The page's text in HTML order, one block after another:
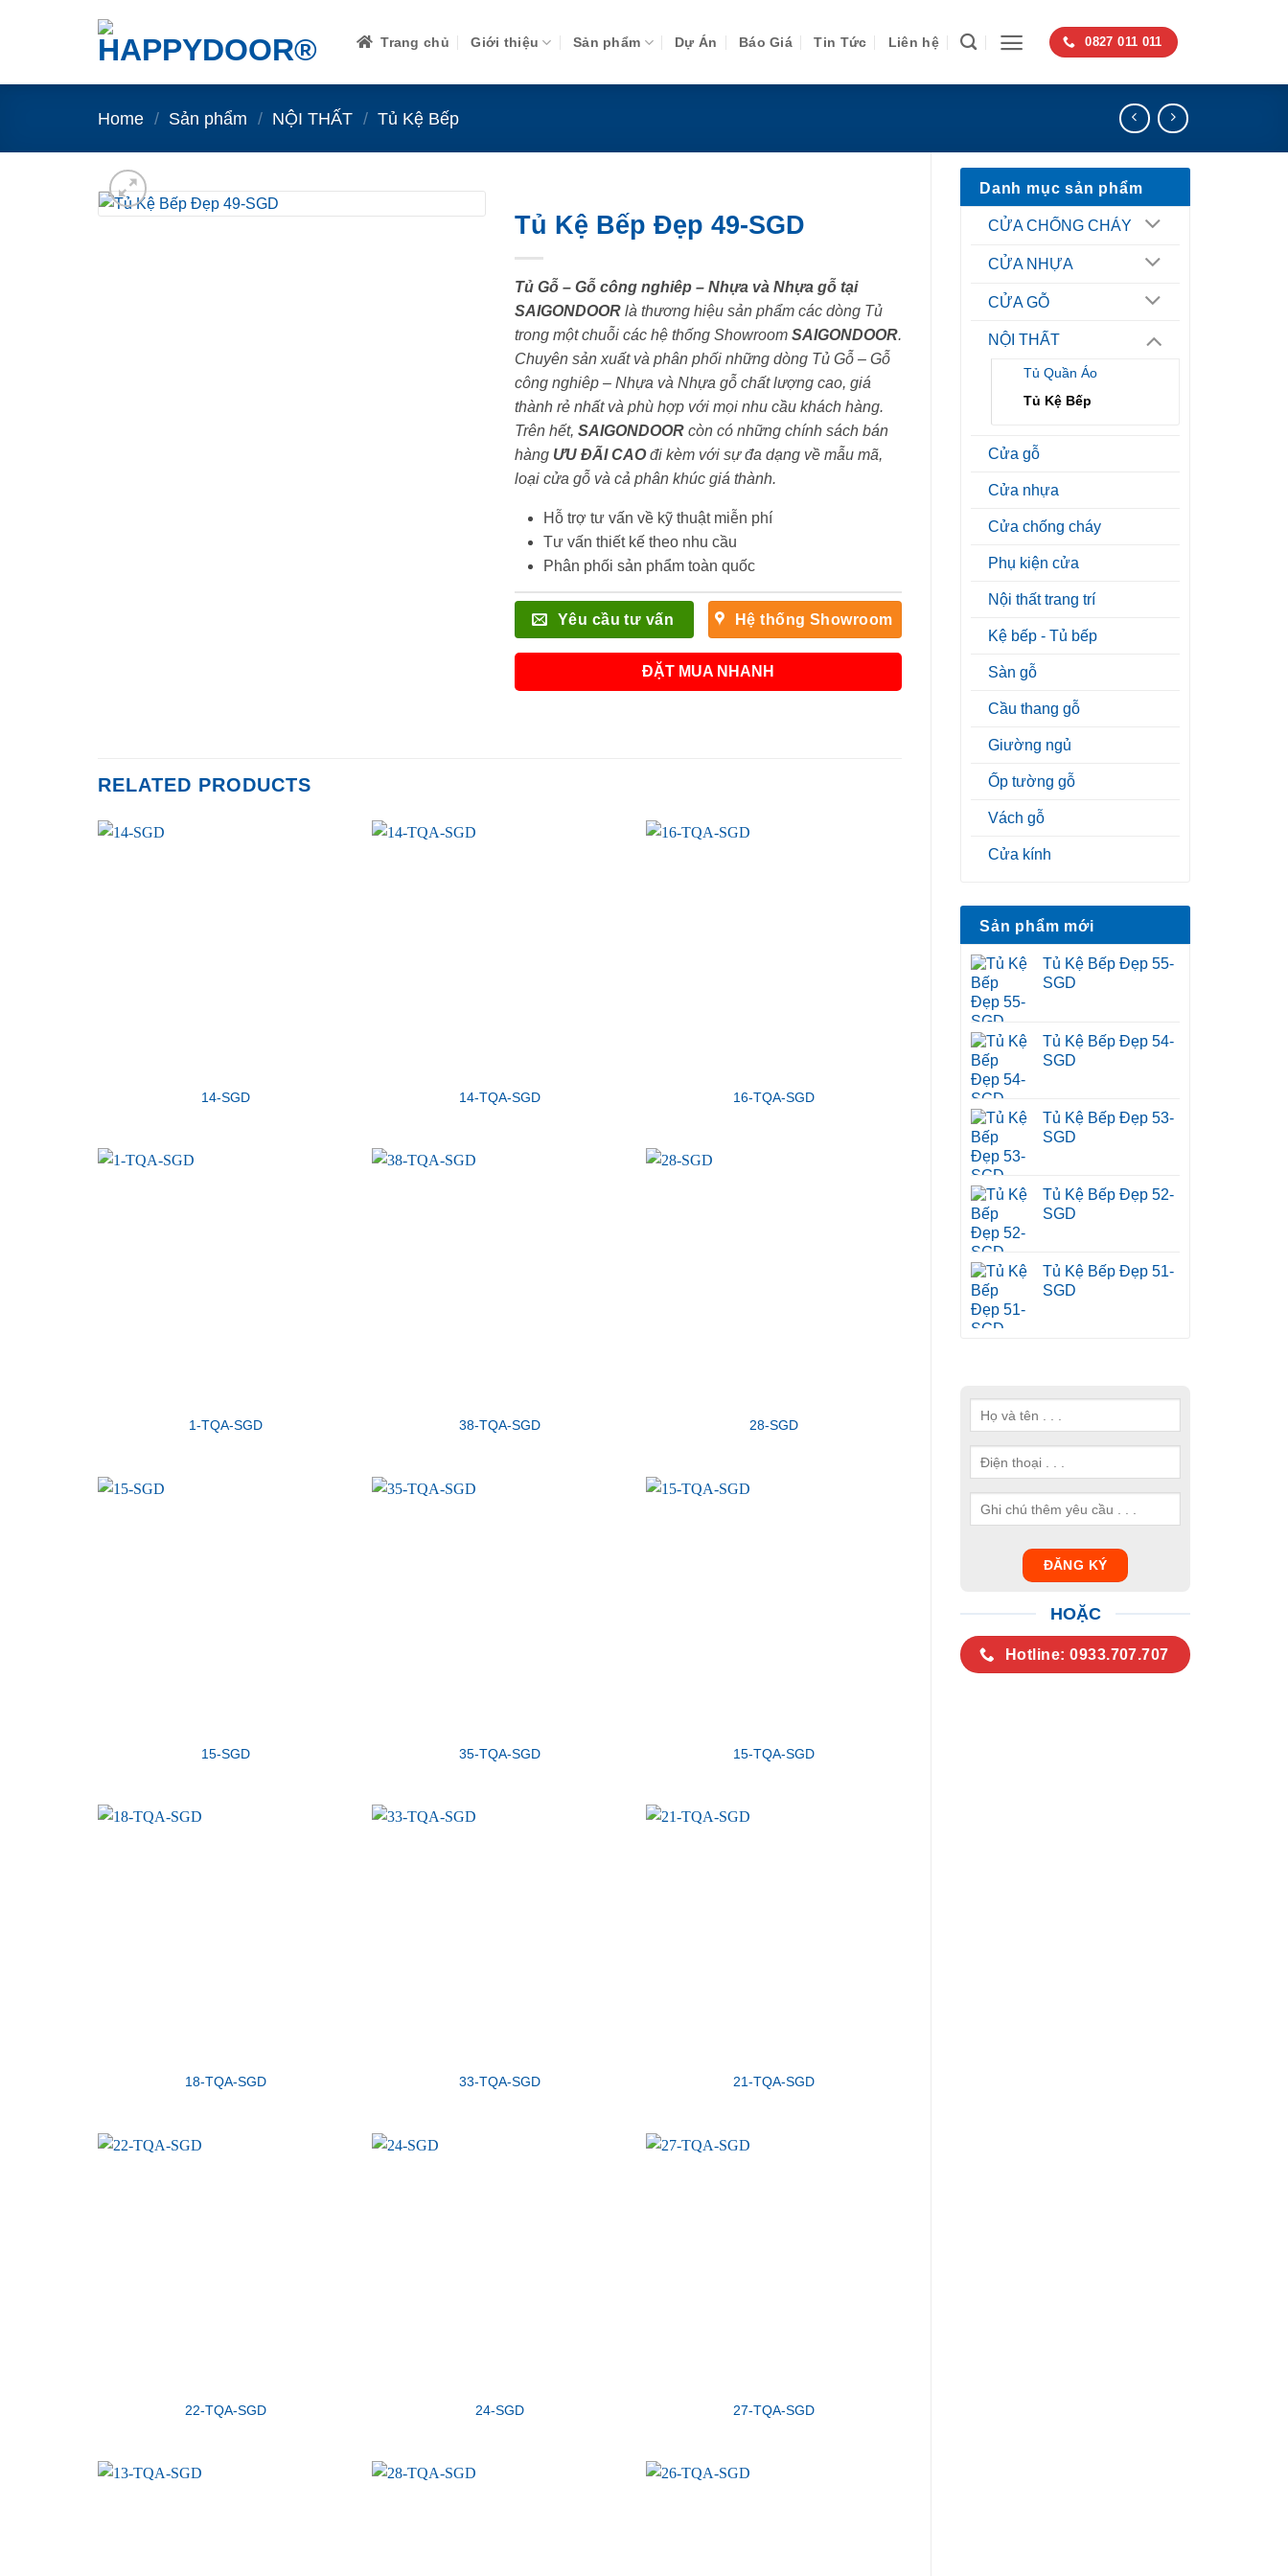
Trang chủ Giới thiệu Sản phẩm Dự Án Báo Giá Tin Tức Liên hệ 0827 011 011
Home / Sản phẩm / NỘI THẤT / Tủ Kệ Bếp
Danh mục sản phẩm
CỬA CHỐNG CHÁY
CỬA NHỰA
CỬA GỖ
NỘI THẤT
Tủ Quần Áo
Tủ Kệ Bếp
Cửa gỗ
Cửa nhựa
Cửa chống cháy
Phụ kiện cửa
Nội thất trang trí
Kệ bếp - Tủ bếp
Sàn gỗ
Cầu thang gỗ
Giường ngủ
Ốp tường gỗ
Vách gỗ
Cửa kính
Sản phẩm mới
Tủ Kệ Bếp Đẹp 55-
SGD
Tủ Kệ Bếp Đẹp 54-
SGD
Tủ Kệ Bếp Đẹp 53-
SGD
Tủ Kệ Bếp Đẹp 52-
SGD
Tủ Kệ Bếp Đẹp 51-
SGD
HOẶC
Hotline: 0933.707.707
Tủ Kệ Bếp Đẹp 49-SGD
Tủ Gỗ – Gỗ công nghiêp – Nhựa và Nhựa gỗ tại
SAIGONDOORlà thương hiệu sản phẩm các dòng Tủ
trong một chuỗi các hệ thống Showroom SAIGONDOOR.
Chuyên sản xuất và phân phối những dòng Tủ Gỗ – Gỗ
công nghiêp – Nhựa và Nhựa gỗ chất lượng cao, giá
thành rẻ nhất và phù hợp với mọi nhu cầu khách hàng.
Trên hết, SAIGONDOORcòn có những chính sách bán
hàng ƯU ĐÃI CAOđi kèm với sự đa dạng về mẫu mã,
loại cửa gỗ và cả phân khúc giá thành.
Hỗ trợ tư vấn về kỹ thuật miễn phí
Tư vấn thiết kế theo nhu cầu
Phân phối sản phẩm toàn quốc
Yêu cầu tư vấn Hệ thống Showroom
ĐẶT MUA NHANH
RELATED PRODUCTS
14-SGD 14-TQA-SGD 16-TQA-SGD
1-TQA-SGD 38-TQA-SGD 28-SGD
15-SGD 35-TQA-SGD 15-TQA-SGD
18-TQA-SGD 33-TQA-SGD 21-TQA-SGD
22-TQA-SGD 24-SGD 27-TQA-SGD